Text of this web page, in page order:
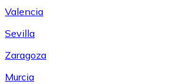
Valencia
Sevilla
Zaragoza
Murcia